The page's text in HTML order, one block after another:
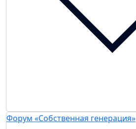
Форум «Собственная генерация»